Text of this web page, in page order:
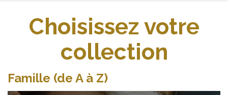
Choisissez votre
collection
Famille (de A à Z)